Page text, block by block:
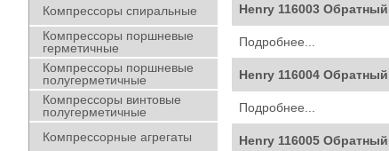
Компрессоры спиральные
Компрессоры поршневые
герметичные
Компрессоры поршневые
полугерметичные
Компрессоры винтовые
полугерметичные
Компрессорные агрегаты
Henry 116003
Подробнее...
Henry 116004
Подробнее...
Henry 116005